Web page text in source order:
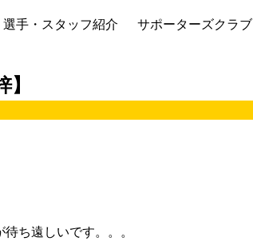
選手・スタッフ紹介 サポーターズクラブ
ち遠しいです。。。